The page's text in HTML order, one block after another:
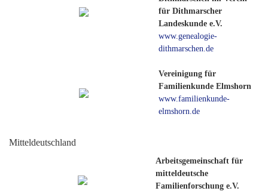
für Dithmarscher
Landeskunde e.V.
www.genealogie-
dithmarschen.de
Vereinigung für
Familienkunde Elmshorn
www.familienkunde-
elmshorn.de
Mitteldeutschland
Arbeitsgemeinschaft für
mitteldeutsche
Familienforschung e.V.